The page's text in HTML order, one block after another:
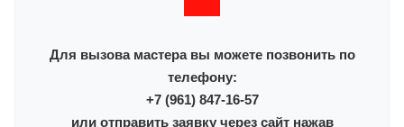
Для вызова мастера вы можете позвонить по
телефону:
+7 (961) 847-16-57
или отправить заявку через сайт нажав